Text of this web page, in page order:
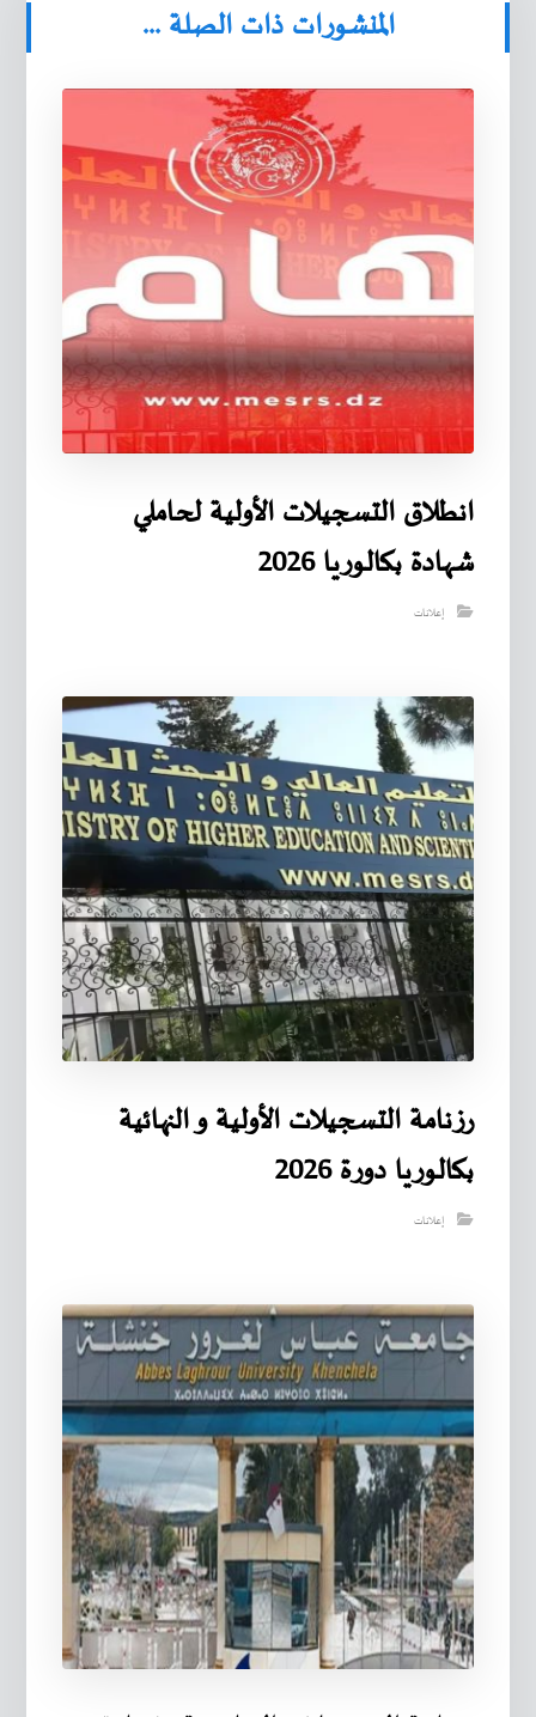
المنشورات ذات الصلة ...
انطلاق التسجيلات الأولية لحاملي
شهادة بكالوريا 2026
إعلانات
رزنامة التسجيلات الأولية و النهائية
بكالوريا دورة 2026
إعلانات